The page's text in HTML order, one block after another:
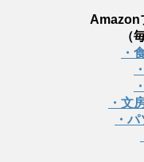
Amazon
（
・
・文
・